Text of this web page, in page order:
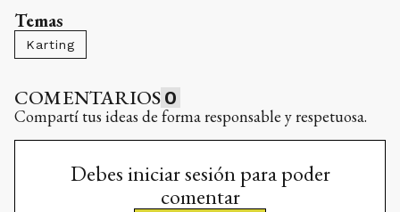
Temas
Karting
COMENTARIOS 0
Compartí tus ideas de forma responsable y respetuosa.
Debes iniciar sesión para poder
comentar